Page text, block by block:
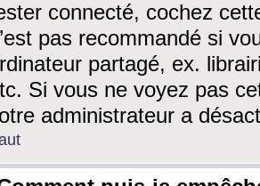
connecté, cochez
pas recommandé si
partagé, ex.
Si vous ne voyez pas
administrateur a